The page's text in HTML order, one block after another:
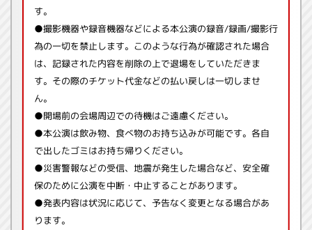
す。
●撮影機器や録音機器などによる本公演の録音/録画/撮影行
為の一切を禁止します。このような行為が確認された場合
は、記録された内容を削除の上で退場をしていただきま
す。その際のチケット代金などの払い戻しは一切しませ
ん。
●開場前の会場周辺での待機はご遠慮ください。
●本公演は飲み物、食べ物のお持ち込みが可能です。各自
で出したゴミはお持ち帰りください。
●災害警報などの受信、地震が発生した場合など、安全確
保のために公演を中断・中止することがあります。
●発表内容は状況に応じて、予告なく変更となる場合があ
ります。